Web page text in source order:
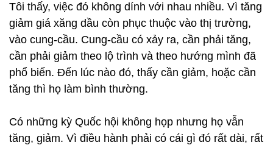
Tôi thấy, việc đó không dính với nhau nhiều. Vì tăng
giảm giá xăng dầu còn phục thuộc vào thị trường,
vào cung-cầu. Cung-cầu có xảy ra, cần phải tăng,
cần phải giảm theo lộ trình và theo hướng mình đã
phổ biến. Đến lúc nào đó, thấy cần giảm, hoặc cần
tăng thì họ làm bình thường.
Có những kỳ Quốc hội không họp nhưng họ vẫn
tăng, giảm. Vì điều hành phải có cái gì đó rất dài, rất